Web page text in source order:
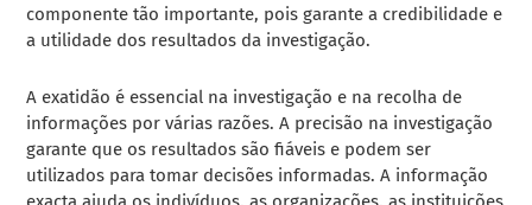
componente tão importante, pois garante a credibilidade e
a utilidade dos resultados da investigação.
A exatidão é essencial na investigação e na recolha de
informações por várias razões. A precisão na investigação
garante que os resultados são fiáveis e podem ser
utilizados para tomar decisões informadas. A informação